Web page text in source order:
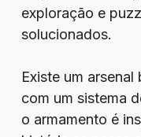
exploração e
solucionados.
Existe um
com um sistema
o armamento é